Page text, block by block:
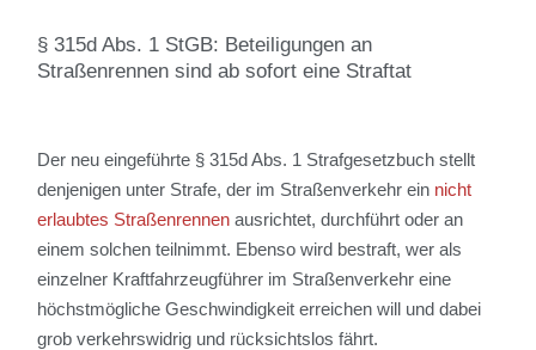
§ 315d Abs. 1 StGB: Beteiligungen an
Straßenrennen sind ab sofort eine Straftat
Der neu eingeführte § 315d Abs. 1 Strafgesetzbuch stellt
denjenigen unter Strafe, der im Straßenverkehr ein nicht
erlaubtes Straßenrennen ausrichtet, durchführt oder an
einem solchen teilnimmt. Ebenso wird bestraft, wer als
einzelner Kraftfahrzeugführer im Straßenverkehr eine
höchstmögliche Geschwindigkeit erreichen will und dabei
grob verkehrswidrig und rücksichtslos fährt.